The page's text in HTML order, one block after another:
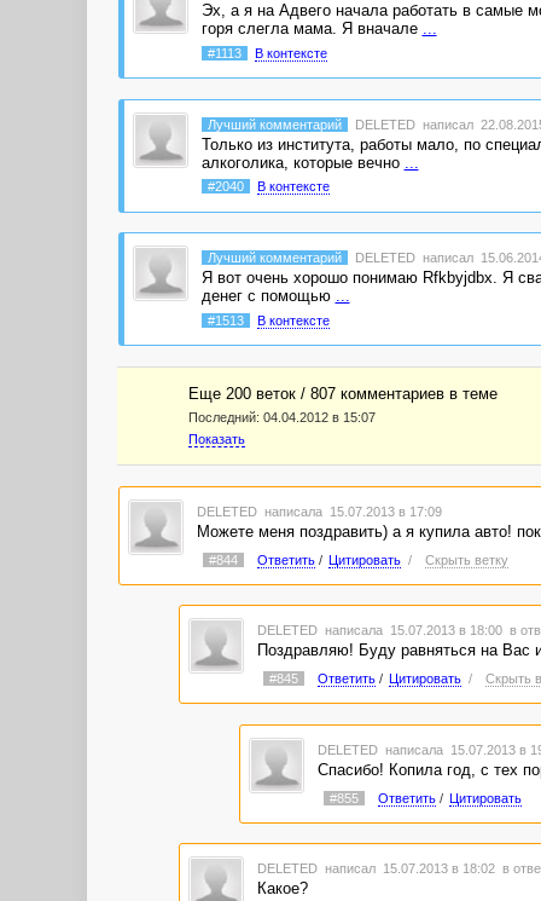
Эх, а я на Адвего начала работать в самые
горя слегла мама. Я вначале ...
#1113 В контексте
Лучший комментарий DELETED написал
Только из института, работы мало, по
алкоголика, которые вечно
#2040 В контексте
Лучший комментарий DELETED написал
Я вот очень хорошо понимаю Rfkbyjdbx. Я
денег с помощью ...
#1513 В контексте
Еще 200 веток / 807 комментариев в темe
Последний: 04.04.2012 в 15:07
Показать
DELETED написала 15.07.2013 в 17:09
Можете меня поздравить) а я купила авто!
#844 Ответить/ Цитировать / Скрыть ветку
DELETED написала 15.07.2013 в 18:00 в
Поздравляю! Буду равняться на Вас
#845 Ответить/ Цитировать / Скрыть
DELETED написала 15.07.2013 в
Спасибо! Копила год, с тех
#855 Ответить/ Цитировать
DELETED написал 15.07.2013 в 18:02 в
Какое?